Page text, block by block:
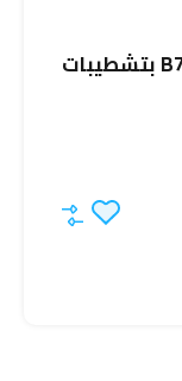
شقة قانون جديد للإيجار بمدينتي B7 بتشطيبات